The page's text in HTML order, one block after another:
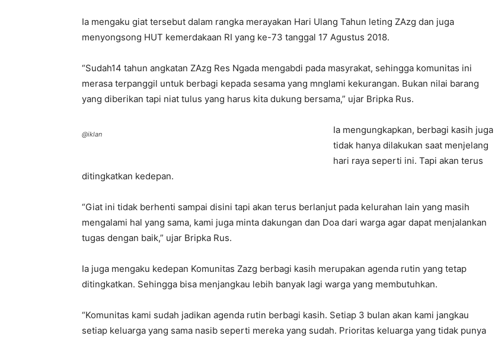
Ia mengaku giat tersebut dalam rangka merayakan Hari Ulang Tahun leting ZAzg dan juga
menyongsong HUT kemerdakaan RI yang ke-73 tanggal 17 Agustus 2018.
“Sudah14 tahun angkatan ZAzg Res Ngada mengabdi pada masyrakat, sehingga komunitas ini
merasa terpanggil untuk berbagi kepada sesama yang mnglami kekurangan. Bukan nilai barang
yang diberikan tapi niat tulus yang harus kita dukung bersama,” ujar Bripka Rus.
@iklan
Ia mengungkapkan, berbagi kasih juga
tidak hanya dilakukan saat menjelang
hari raya seperti ini. Tapi akan terus
ditingkatkan kedepan.
“Giat ini tidak berhenti sampai disini tapi akan terus berlanjut pada kelurahan lain yang masih
mengalami hal yang sama, kami juga minta dakungan dan Doa dari warga agar dapat menjalankan
tugas dengan baik,” ujar Bripka Rus.
Ia juga mengaku kedepan Komunitas Zazg berbagi kasih merupakan agenda rutin yang tetap
ditingkatkan. Sehingga bisa menjangkau lebih banyak lagi warga yang membutuhkan.
“Komunitas kami sudah jadikan agenda rutin berbagi kasih. Setiap 3 bulan akan kami jangkau
setiap keluarga yang sama nasib seperti mereka yang sudah. Prioritas keluarga yang tidak punya